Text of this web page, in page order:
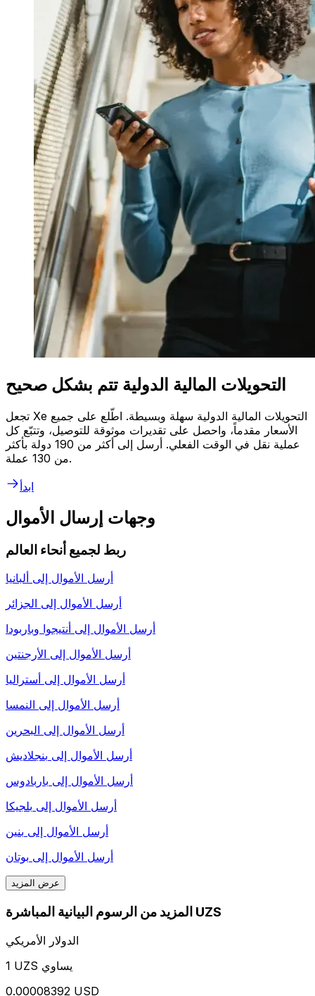
التحويلات المالية الدولية تتم بشكل صحيح
تجعل Xe التحويلات المالية الدولية سهلة وبسيطة. اطّلع على جميع
الأسعار مقدماً، واحصل على تقديرات موثوقة للتوصيل، وتتبّع كل
عملية نقل في الوقت الفعلي. أرسل إلى أكثر من 190 دولة بأكثر
من 130 عملة.
ابدأ
وجهات إرسال الأموال
ربط لجميع أنحاء العالم
أرسل الأموال إلى ألبانيا
أرسل الأموال إلى الجزائر
أرسل الأموال إلى أنتيجوا وباربودا
أرسل الأموال إلى الأرجنتين
أرسل الأموال إلى أستراليا
أرسل الأموال إلى النمسا
أرسل الأموال إلى البحرين
أرسل الأموال إلى بنجلاديش
أرسل الأموال إلى باربادوس
أرسل الأموال إلى بلجيكا
أرسل الأموال إلى بنين
أرسل الأموال إلى بوتان
عرض المزيد
المزيد من الرسوم البيانية المباشرة UZS
الدولار الأمريكي
1 UZS يساوي
0.00008392 USD